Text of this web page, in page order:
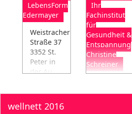
LebensForm
Edermayer
Weistracher
Straße 37
3352 St.
Peter in
der Au
Massage,
Wellnessbehandlungen,
Shiatsu,
Ihr
Fachinstitut
für
Gesundheit &
Entspannung
Christine
Schreiner
12
wellnett 2016